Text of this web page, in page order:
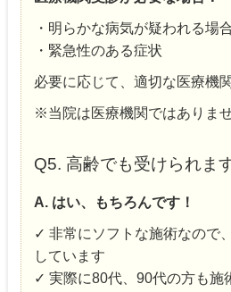
・明らかな病気が疑われる場
・緊急性のある症状
必要に応じて、適切な医療機
※当院は医療機関ではありま
Q5. 高齢でも受けられま
A. はい、もちろんです！
✓ 非常にソフトな施術なので
しています
✓ 実際に80代、90代の方も施